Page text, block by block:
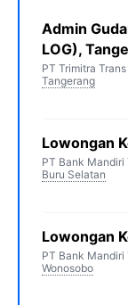
Admin
LOG),
PT Trimitra
Tangerang
Lowongan
PT Bank Mandiri
Buru Selatan
Lowongan
PT Bank Mandiri
Wonosobo